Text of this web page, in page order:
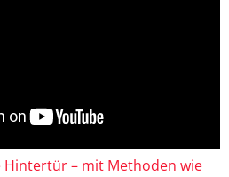
– mit Methoden wie